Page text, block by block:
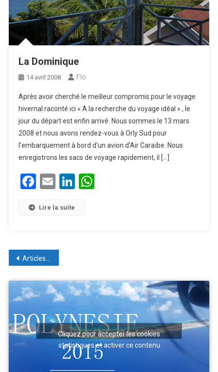
La Dominique
14 avril 2008 Flo
Après avoir cherché le meilleur compromis pour le voyage
hivernal raconté ici « A la recherche du voyage idéal » , le
jour du départ est enfin arrivé. Nous sommes le 13 mars
2008 et nous avons rendez-vous à Orly Sud pour
l’embarquement à bord d’un avion d’Air Caraïbe. Nous
enregistrons les sacs de voyage rapidement, il […]
Facebook
EmailLinkedIn
WhatsApp
Lire la suite
Navigation
des
articles
Articles plus anciens
Cliquez pour accepter les cookies
statistiques et activer ce contenu